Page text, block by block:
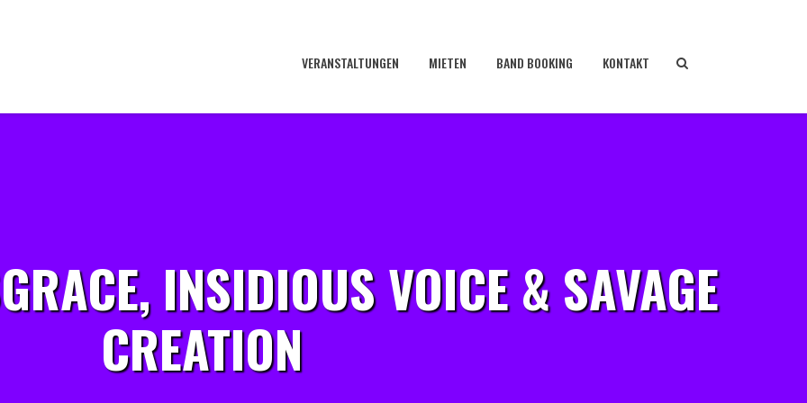
VERANSTALTUNGEN MIETEN BAND BOOKING KONTAKT
INSIDIOUS VOICE & SAVAGE
CREATION